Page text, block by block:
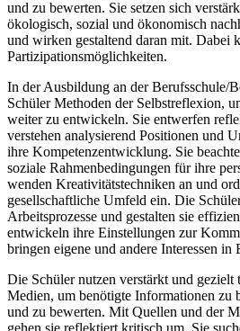
und zu bewerten. Sie setzen sich
ökologisch, sozial und ökonomisch
und wirken gestaltend daran mit. Dabei
Partizipationsmöglichkeiten.
In der Ausbildung an der Berufsschule/
Schüler Methoden der Selbstreflexion,
weiter zu entwickeln. Sie entwerfen
verstehen analysierend Positionen und
ihre Kompetenzentwicklung. Sie
soziale Rahmenbedingungen für ihre
wenden Kreativitätstechniken an und
gesellschaftliche Umfeld ein. Die
Arbeitsprozesse und gestalten sie
entwickeln ihre Einstellungen zur
bringen eigene und andere Interessen in
Die Schüler nutzen verstärkt und
Medien, um benötigte Informationen zu
und zu bewerten. Mit Quellen und der
gehen sie reflektiert kritisch um. Sie